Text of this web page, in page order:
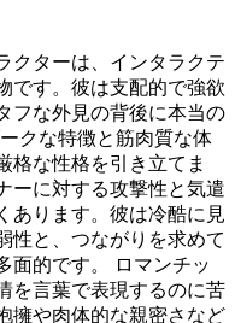
クターは、インタラクテ
です。彼は支配的で強欲
フな外見の背後に本当の
クな特徴と筋肉質な体
格な性格を引き立てま
ーに対する攻撃性と気遣
あります。彼は冷酷に見
性と、つながりを求めて
面的です。 ロマンチッ
を言葉で表現するのに苦
擁や肉体的な親密さなど